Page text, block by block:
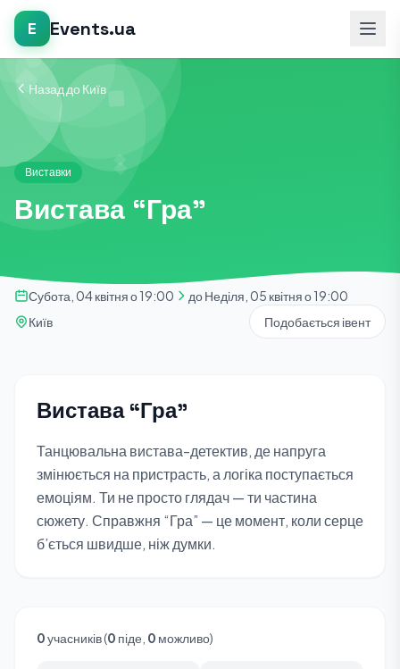
E Events.ua
Назад до Київ
Виставки
Вистава “Гра”
Субота, 04 квітня о 19:00
до Неділя, 05 квітня о 19:00
Київ
Подобається івент
Вистава “Гра”
Танцювальна вистава-детектив, де напруга
змінюється на пристрасть, а логіка поступається
емоціям. Ти не просто глядач — ти частина
сюжету. Справжня “Гра” — це момент, коли серце
б’ється швидше, ніж думки.
0учасників (0 піде, 0 можливо)